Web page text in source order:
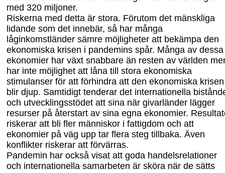
med 320 miljoner.
Riskerna med detta är stora. Förutom det mänskliga
lidande som det innebär, så har många
låginkomstländer sämre möjligheter att bekämpa den
ekonomiska krisen i pandemins spår. Många av dessa
ekonomier har växt snabbare än resten av världen
har inte möjlighet att låna till stora ekonomiska
stimulanser för att förhindra att den ekonomiska krisen
blir djup. Samtidigt tenderar det internationella
och utvecklingsstödet att sina när givarländer lägger
resurser på återstart av sina egna ekonomier.
riskerar att bli fler människor i fattigdom och att
ekonomier på väg upp tar flera steg tillbaka. Även
konflikter riskerar att förvärras.
Pandemin har också visat att goda handelsrelationer
och internationella samarbeten är sköra när de sätts